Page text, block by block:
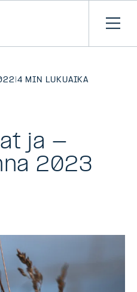
Avaa
|4 MIN LUKUAIKA
ja -
2023